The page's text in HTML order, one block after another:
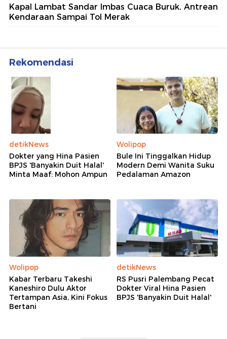
Kapal Lambat Sandar Imbas Cuaca Buruk, Antrean
Kendaraan Sampai Tol Merak
Rekomendasi
detikNews
Dokter yang Hina Pasien
BPJS 'Banyakin Duit Halal'
Minta Maaf: Mohon Ampun
Wolipop
Bule Ini Tinggalkan Hidup
Modern Demi Wanita Suku
Pedalaman Amazon
Wolipop
Kabar Terbaru Takeshi
Kaneshiro Dulu Aktor
Tertampan Asia, Kini Fokus
Bertani
detikNews
RS Pusri Palembang Pecat
Dokter Viral Hina Pasien
BPJS 'Banyakin Duit Halal'